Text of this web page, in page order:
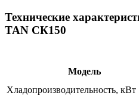
Технические
TAN CК150
Модель
Хладопроизводительность, кВт